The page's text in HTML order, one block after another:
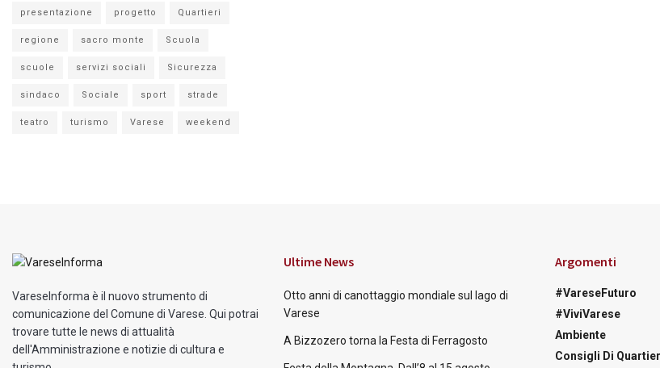
presentazione progetto Quartieri
regione sacro monte Scuola
scuole servizi sociali Sicurezza
sindaco Sociale sport strade
teatro turismo Varese weekend
VareseInforma è il nuovo strumento di
comunicazione del Comune di Varese. Qui potrai
trovare tutte le news di attualità
dell'Amministrazione e notizie di cultura e
Ultime News
Otto anni di canottaggio mondiale sul lago di
Varese
A Bizzozero torna la Festa di Ferragosto
Argomenti
#VareseFuturo
#ViviVarese
Ambiente
Consigli Di